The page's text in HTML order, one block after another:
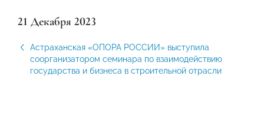
21 Декабря 2023
Астраханская «ОПОРА РОССИИ» выступила
соорганизатором семинара по взаимодействию
государства и бизнеса в строительной отрасли